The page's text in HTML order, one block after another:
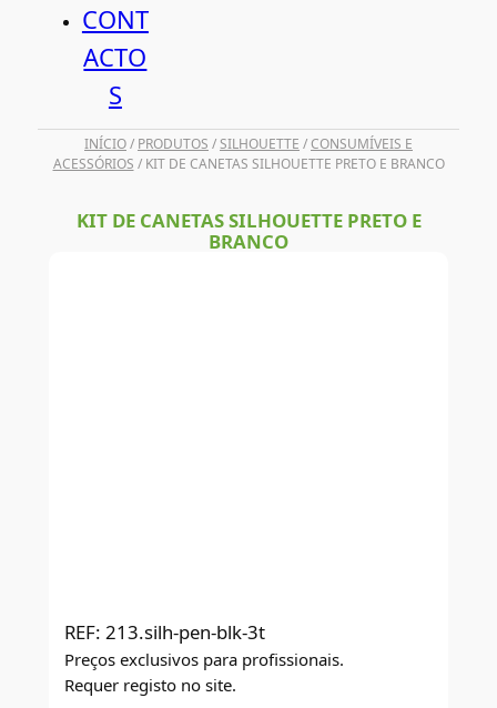
CONT
ACTO
S
INÍCIO/ PRODUTOS /SILHOUETTE /CONSUMÍVEIS E
ACESSÓRIOS / KIT DE CANETAS SILHOUETTE PRETO E BRANCO
KIT DE CANETAS SILHOUETTE PRETO E
BRANCO
REF: 213.silh-pen-blk-3t
Preços exclusivos para profissionais.
Requer registo no site.